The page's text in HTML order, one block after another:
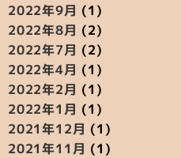
2022年9月 (1)
2022年8月 (2)
2022年7月 (2)
2022年4月 (1)
2022年2月 (1)
2022年1月 (1)
2021年12月 (1)
2021年11月 (1)